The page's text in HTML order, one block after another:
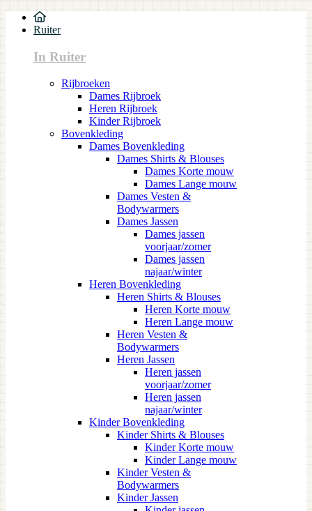
Ruiter
In Ruiter
Rijbroeken
Dames Rijbroek
Heren Rijbroek
Kinder Rijbroek
Bovenkleding
Dames Bovenkleding
Dames Shirts & Blouses
Dames Korte mouw
Dames Lange mouw
Dames Vesten &
Bodywarmers
Dames Jassen
Dames jassen
voorjaar/zomer
Dames jassen
najaar/winter
Heren Bovenkleding
Heren Shirts & Blouses
Heren Korte mouw
Heren Lange mouw
Heren Vesten &
Bodywarmers
Heren Jassen
Heren jassen
voorjaar/zomer
Heren jassen
najaar/winter
Kinder Bovenkleding
Kinder Shirts & Blouses
Kinder Korte mouw
Kinder Lange mouw
Kinder Vesten &
Bodywarmers
Kinder Jassen